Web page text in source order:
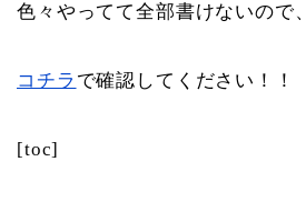
色々やってて全部書けないので、
コチラ で確認してください！！
[toc]